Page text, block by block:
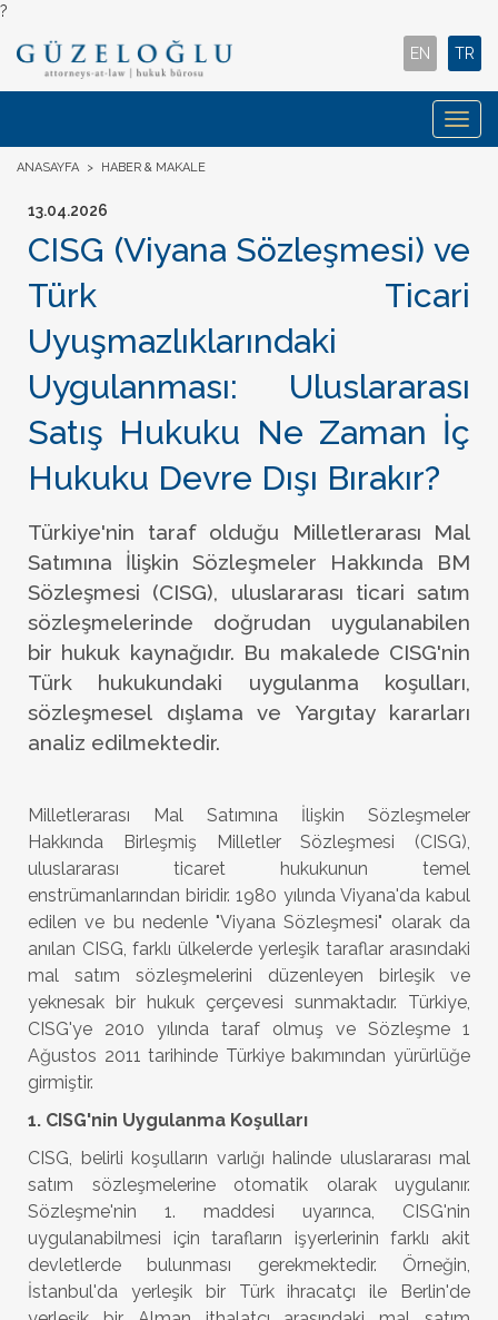
?
EN TR
ANASAYFA > HABER & MAKALE
13.04.2026
CISG (Viyana Sözleşmesi) ve
Türk Ticari
Uyuşmazlıklarındaki
Uygulanması: Uluslararası
Satış Hukuku Ne Zaman İç
Hukuku Devre Dışı Bırakır?
Türkiye'nin taraf olduğu Milletlerarası Mal
Satımına İlişkin Sözleşmeler Hakkında BM
Sözleşmesi (CISG), uluslararası ticari satım
sözleşmelerinde doğrudan uygulanabilen
bir hukuk kaynağıdır. Bu makalede CISG'nin
Türk hukukundaki uygulanma koşulları,
sözleşmesel dışlama ve Yargıtay kararları
analiz edilmektedir.
Milletlerarası Mal Satımına İlişkin Sözleşmeler
Hakkında Birleşmiş Milletler Sözleşmesi (CISG),
uluslararası ticaret hukukunun temel
enstrümanlarından biridir. 1980 yılında Viyana'da kabul
edilen ve bu nedenle "Viyana Sözleşmesi" olarak da
anılan CISG, farklı ülkelerde yerleşik taraflar arasındaki
mal satım sözleşmelerini düzenleyen birleşik ve
yeknesak bir hukuk çerçevesi sunmaktadır. Türkiye,
CISG'ye 2010 yılında taraf olmuş ve Sözleşme 1
Ağustos 2011 tarihinde Türkiye bakımından yürürlüğe
girmiştir.
1. CISG'nin Uygulanma Koşulları
CISG, belirli koşulların varlığı halinde uluslararası mal
satım sözleşmelerine otomatik olarak uygulanır.
Sözleşme'nin 1. maddesi uyarınca, CISG'nin
uygulanabilmesi için tarafların işyerlerinin farklı akit
devletlerde bulunması gerekmektedir. Örneğin,
İstanbul'da yerleşik bir Türk ihracatçı ile Berlin'de